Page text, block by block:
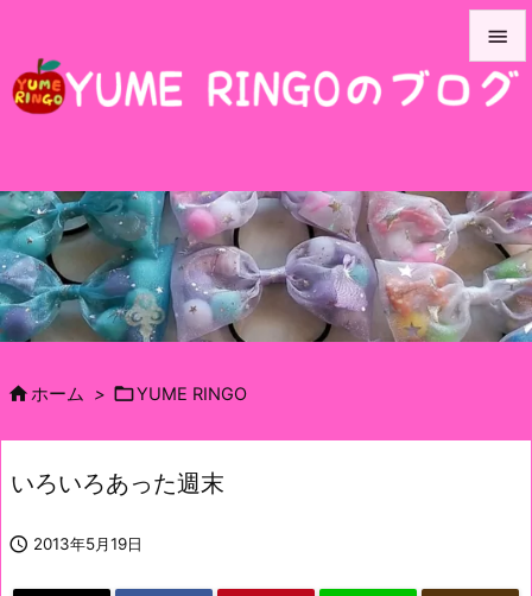



前へ

次へ

ホーム > YUME RINGO
いろいろあった週末
 2013年5月19日